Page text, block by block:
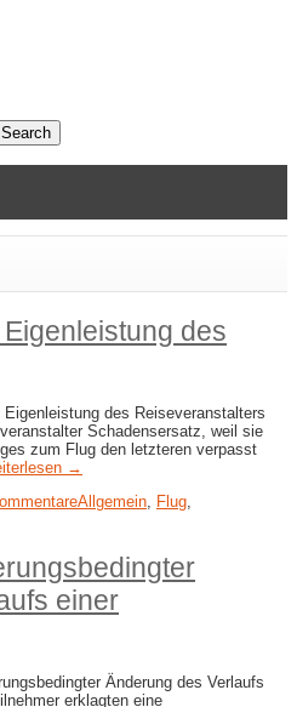
Eigenleistung des
des Reiseveranstalters
Schadensersatz, weil sie
zum Flug den letzteren verpasst
→
Allgemein, Flug,
einer
Änderung des Verlaufs
erklagten eine